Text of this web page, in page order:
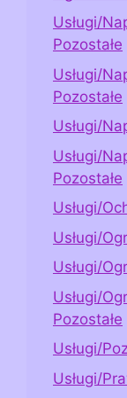
Usługi/
Pozostałe
Usługi/
Pozostałe
Usługi/
Usługi/
Pozostałe
Usługi/
Usługi/
Usługi/
Usługi/
Pozostałe
Usługi/
Usługi/